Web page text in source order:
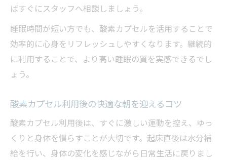
ばすぐにスタッフへ相談しましょう。
睡眠時間が短い方でも、酸素カプセルを活用することで
効率的に心身をリフレッシュしやすくなります。継続的
に利用することで、より高い睡眠の質を実感できるでし
ょう。
酸素カプセル利用後の快適な朝を迎えるコツ
酸素カプセル利用後は、すぐに激しい運動を控え、ゆっ
くりと身体を慣らすことが大切です。起床直後は水分補
給を行い、身体の変化を感じながら日常生活に戻りまし